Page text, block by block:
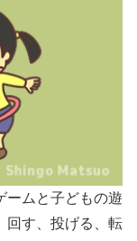
ームと子どもの遊
回す、投げる、転